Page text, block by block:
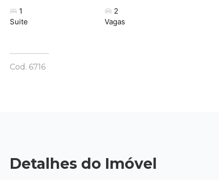
1
Suite
2
Vagas
Cod. 6716
Detalhes do Imóvel